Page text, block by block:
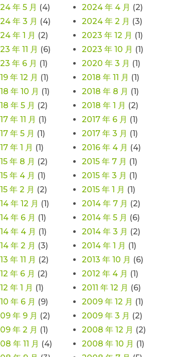
年 5 月 (4) 2024 年 4 月 (2)
年 3 月 (4) 2024 年 2 月 (3)
年 1 月 (2) 2023 年 12 月 (1)
年 11 月 (6) 2023 年 10 月 (1)
年 6 月 (1) 2020 年 3 月 (1)
年 12 月 (1) 2018 年 11 月 (1)
年 10 月 (1) 2018 年 8 月 (1)
年 5 月 (2) 2018 年 1 月 (2)
年 11 月 (1) 2017 年 6 月 (1)
年 5 月 (1) 2017 年 3 月 (1)
年 1 月 (1) 2016 年 4 月 (4)
年 8 月 (2) 2015 年 7 月 (1)
年 4 月 (1) 2015 年 3 月 (1)
年 2 月 (2) 2015 年 1 月 (1)
年 12 月 (1) 2014 年 7 月 (2)
年 6 月 (1) 2014 年 5 月 (6)
年 4 月 (1) 2014 年 3 月 (2)
年 2 月 (3) 2014 年 1 月 (1)
年 11 月 (2) 2013 年 10 月 (6)
年 6 月 (2) 2012 年 4 月 (1)
年 1 月 (1) 2011 年 12 月 (6)
年 6 月 (9) 2009 年 12 月 (1)
年 9 月 (2) 2009 年 3 月 (2)
年 2 月 (1) 2008 年 12 月 (2)
年 11 月 (4) 2008 年 10 月 (1)